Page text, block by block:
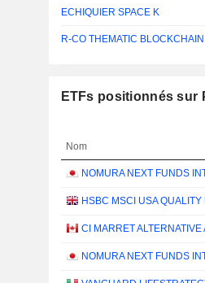
ECHIQUIER SPACE K
ETFs positionnés sur
Nom